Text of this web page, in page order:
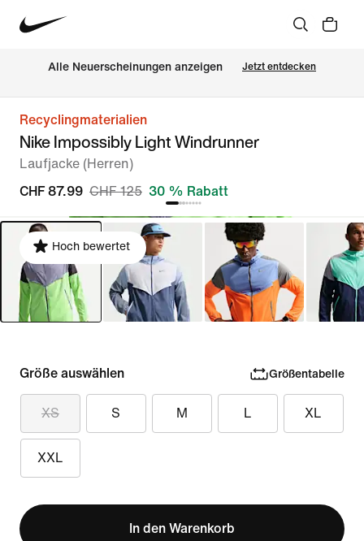
Alle Neuerscheinungen anzeigen Jetzt entdecken
Recyclingmaterialien
Nike Impossibly Light Windrunner
Laufjacke (Herren)
CHF 87.99 CHF 125 30 % Rabatt
Hoch bewertet
Größe auswählen Größentabelle
XS S M L XL
XXL
In den Warenkorb